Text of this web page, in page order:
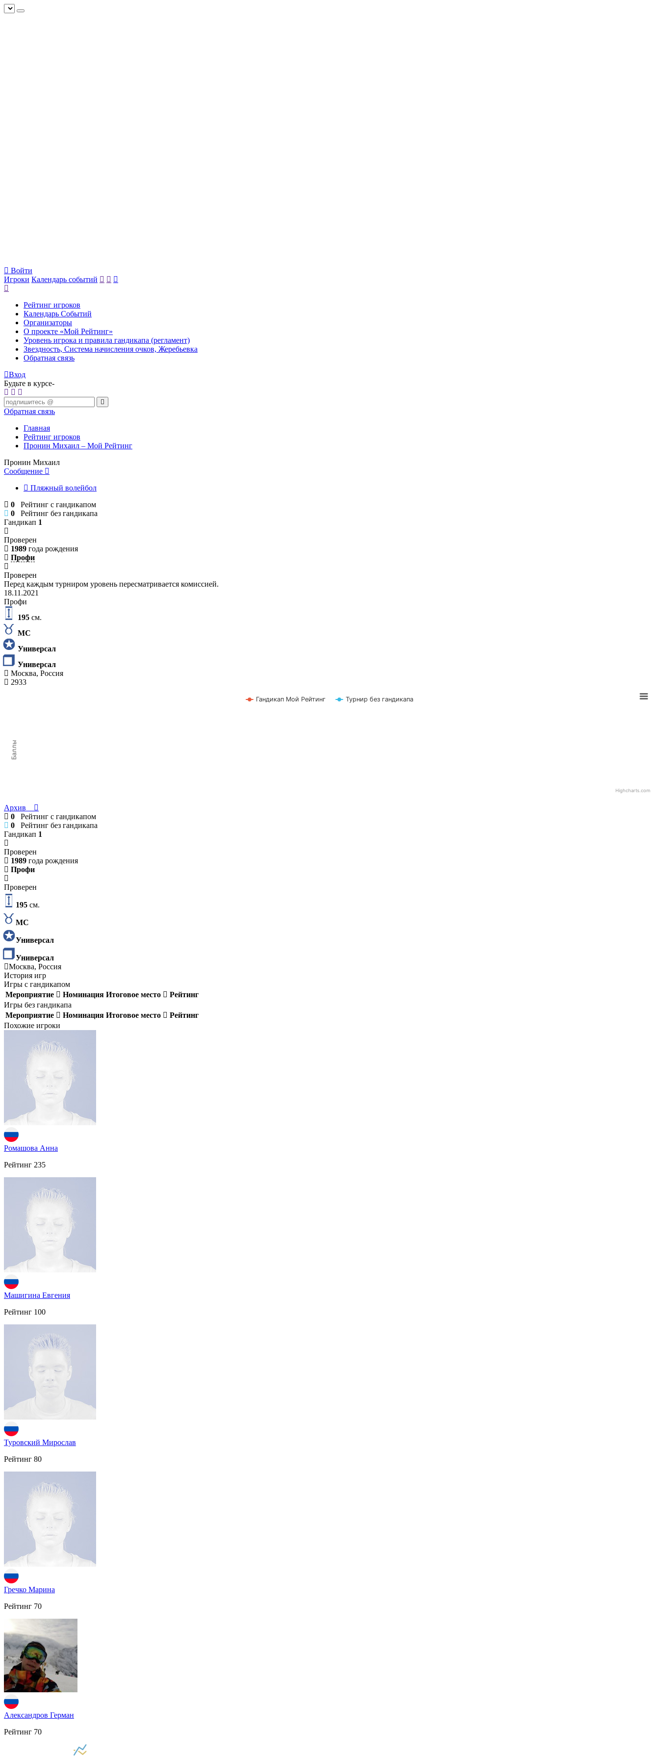
Войти
Игроки Календарь событий
Рейтинг игроков
Календарь Событий
Организаторы
О проекте «Мой Рейтинг»
Уровень игрока и правила гандикапа (регламент)
Звездность, Система начисления очков, Жеребьевка
Обратная связь
Вход
Будьте в курсе-
Обратная связь
Главная
Рейтинг игроков
Пронин Михаил – Мой Рейтинг
Пронин Михаил
Сообщение
Пляжный волейбол
0 Рейтинг с гандикапом
0 Рейтинг без гандикапа
Гандикап 1
Проверен
1989 года рождения
Профи
Проверен
Перед каждым турниром уровень пересматривается комиссией.
18.11.2021
Профи
195 см.
МС
Универсал
Универсал
Москва, Россия
2933
Баллы
Гандикап Мой Рейтинг Турнир без гандикапа
Highcharts.com
Архив
0 Рейтинг с гандикапом
0 Рейтинг без гандикапа
Гандикап 1
Проверен
1989 года рождения
Профи
Проверен
195 см.
МС
Универсал
Универсал
Москва, Россия
История игр
Игры с гандикапом
Мероприятие
Номинация Итоговое место
Рейтинг
Игры без гандикапа
Мероприятие
Номинация Итоговое место
Рейтинг
Похожие игроки
Ромашова Анна
Рейтинг 235
Машигина Евгения
Рейтинг 100
Туровский Мирослав
Рейтинг 80
Гречко Марина
Рейтинг 70
Александров Герман
Рейтинг 70